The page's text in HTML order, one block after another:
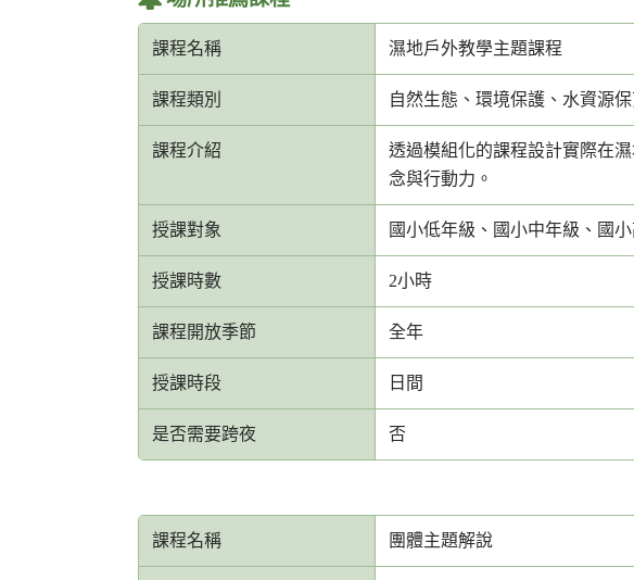
課程名稱 濕地戶外教學主題課程
課程類別 自然生態、環境保護、水資源
課程介紹
透過模組化的課程設計實際在
念與行動力。
授課對象 國小低年級、國小中年級、國
授課時數 2小時
課程開放季節 全年
授課時段 日間
是否需要跨夜 否
課程名稱 團體主題解說